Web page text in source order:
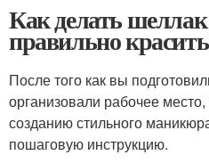
Как делать
правильно
После того как вы
организовали рабочее место,
созданию стильного
пошаговую инструкцию.